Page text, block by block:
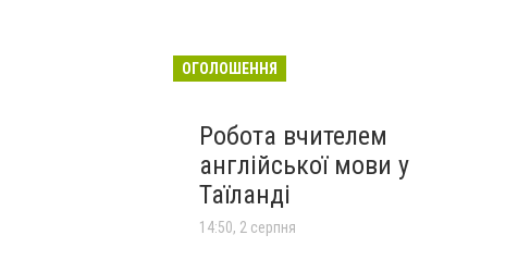
ОГОЛОШЕННЯ
Робота вчителем
англійської мови у
Таїланді
14:50, 2 серпня